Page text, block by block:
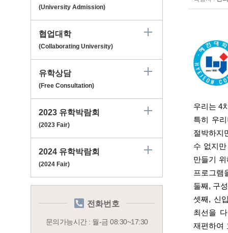
(University Admission)
협업대학
(Collaborating University)
유학상담
(Free Consultation)
2023 유학박람회
(2023 Fair)
2024 유학박람회
(2024 Fair)
전화번호
문의가능시간 : 월-금 08:30~17:30
우리는 4
특히 우
절박하지
수 없지
만들기
프로그램
둘째 , 구
셋째 , 신
최선을
재편하여